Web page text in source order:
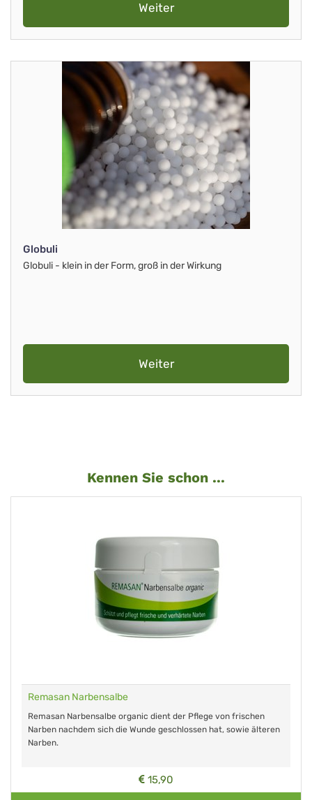
Weiter
Globuli
Globuli - klein in der Form, groß in der Wirkung
Weiter
Kennen Sie schon ...
Remasan Narbensalbe
Remasan Narbensalbe organic dient der Pflege von frischen
Narben nachdem sich die Wunde geschlossen hat, sowie älteren
Narben.
15,90